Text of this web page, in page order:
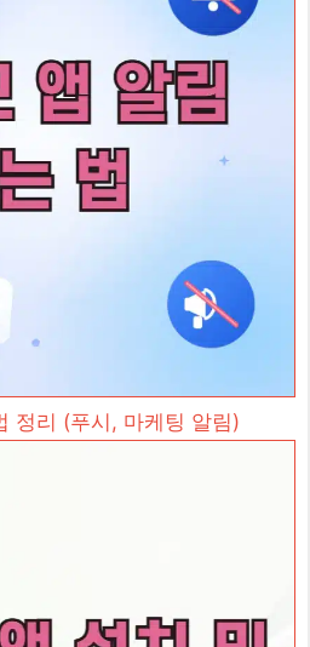
정리 (푸시, 마케팅 알림)